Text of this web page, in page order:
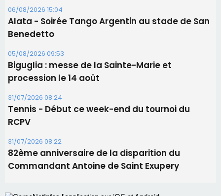
31/07/2026 08:24
Tennis - Début ce week-end du tournoi du
RCPV
31/07/2026 08:22
82ème anniversaire de la disparition du
Commandant Antoine de Saint Exupery
Les plus lus
Satine Nomary est la nouvelle Miss Corse 2026
Éclipse du 12 août : la Corse aux premières loges
d'un spectacle qui ne reviendra pas avant 2081
face à une nouvelle escroquerie au faux vendeur de